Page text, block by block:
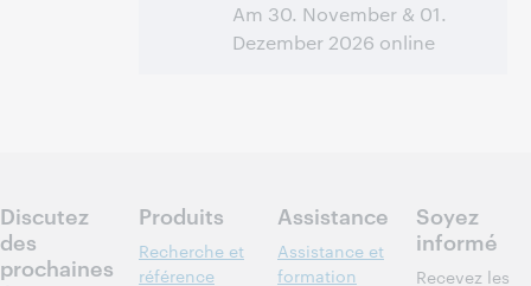
Am 30. November & 01.
Dezember 2026 online
Discutez
des
prochaines
Produits
Recherche et
référence
Assistance
Assistance et
formation
Soyez
informé
Recevez les